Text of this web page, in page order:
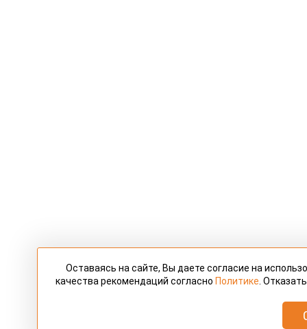
Оставаясь на сайте, Вы даете согласие на
качества рекомендаций согласно Политике .